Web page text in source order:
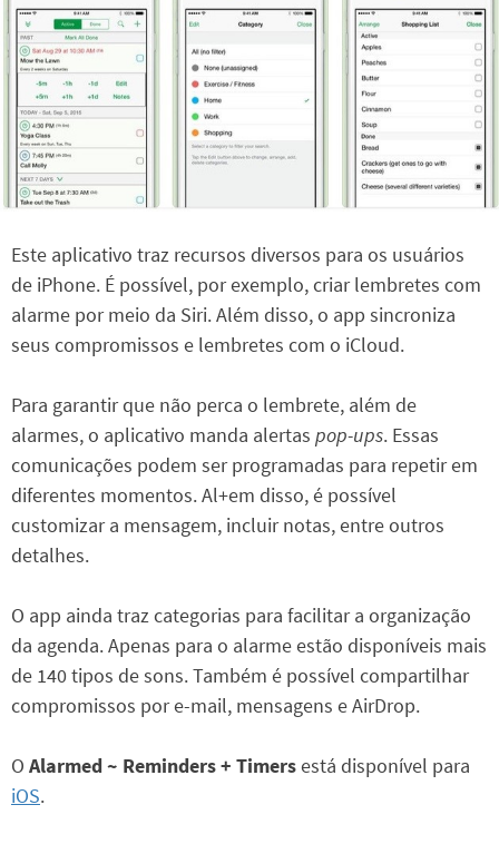
Este aplicativo traz recursos diversos para os usuários
de iPhone. É possível, por exemplo, criar lembretes com
alarme por meio da Siri. Além disso, o app sincroniza
seus compromissos e lembretes com o iCloud.
Para garantir que não perca o lembrete, além de
alarmes, o aplicativo manda alertas pop-ups. Essas
comunicações podem ser programadas para repetir em
diferentes momentos. Al+em disso, é possível
customizar a mensagem, incluir notas, entre outros
detalhes.
O app ainda traz categorias para facilitar a organização
da agenda. Apenas para o alarme estão disponíveis mais
de 140 tipos de sons. Também é possível compartilhar
compromissos por e-mail, mensagens e AirDrop.
O Alarmed ~ Reminders + Timersestá disponível para
iOS.